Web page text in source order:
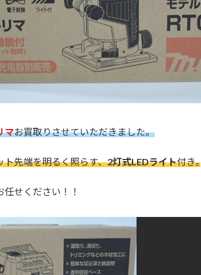
マお買取りさせていただきました。
ト先端を明るく照らす、2灯式LEDライト付き｡
任せください！！